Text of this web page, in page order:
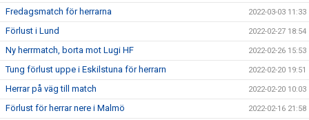
Fredagsmatch för herrarna 2022-03-03 11:33
Förlust i Lund 2022-02-27 18:54
Ny herrmatch, borta mot Lugi HF 2022-02-26 15:53
Tung förlust uppe i Eskilstuna för herrarn 2022-02-20 19:51
Herrar på väg till match 2022-02-20 10:03
Förlust för herrar nere i Malmö 2022-02-16 21:58